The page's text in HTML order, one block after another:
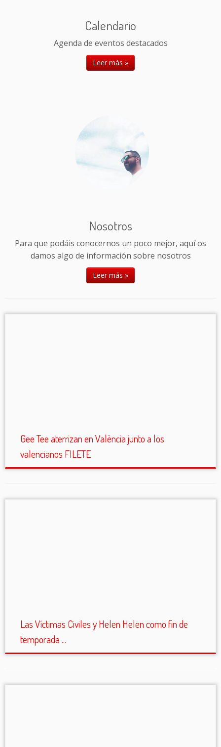
Calendario
Agenda de eventos destacados
Leer más »
Nosotros
Para que podáis conocernos un poco mejor, aquí os
damos algo de información sobre nosotros
Leer más »
Gee Tee aterrizan en València junto a los
valencianos FILETE
Las Víctimas Civiles y Helen Helen como fin de
temporada ...